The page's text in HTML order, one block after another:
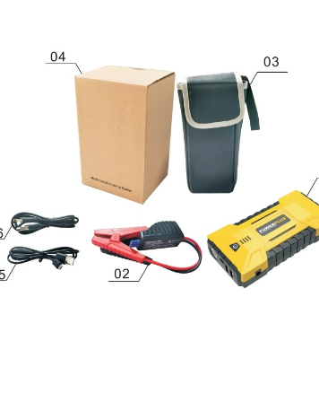
inbegrepen
Zak
(kg) 0.29 kg